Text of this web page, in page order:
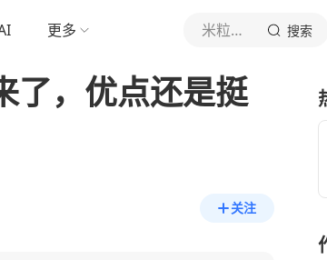
更多 米粒说车 搜索
了，优点还是挺
关注